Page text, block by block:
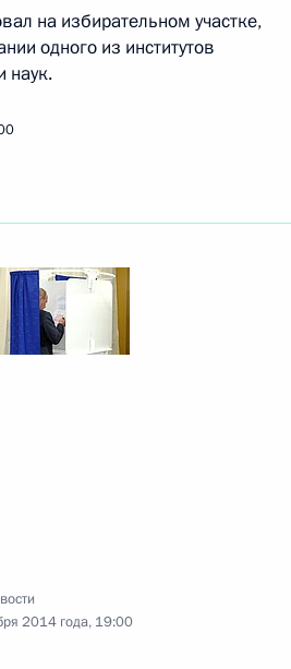
на избирательном участке,
одного из институтов
наук.
2014 года, 19:00